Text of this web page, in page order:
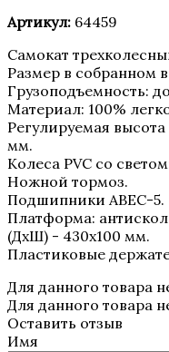
Артикул: 64459
Самокат
Размер в собранном
Грузоподъемность:
Материал: 100%
Регулируемая
мм.
Колеса PVC со
Ножной тормоз.
Подшипники АВЕС-5.
Платформа:
(ДхШ) - 430х100 мм.
Пластиковые
Для данного товара
Для данного товара
Оставить отзыв
Имя